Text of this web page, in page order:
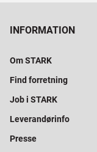
INFORMATION
Om STARK
Find forretning
Job i STARK
Leverandørinfo
Presse